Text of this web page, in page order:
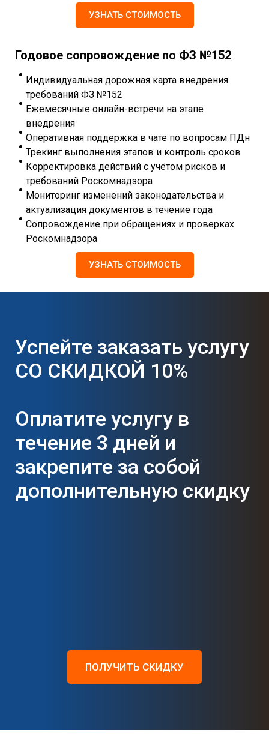
УЗНАТЬ СТОИМОСТЬ
Годовое сопровождение по ФЗ №152
Индивидуальная дорожная карта внедрения
требований ФЗ №152
Ежемесячные онлайн-встречи на этапе
внедрения
Оперативная поддержка в чате по вопросам ПДн
Трекинг выполнения этапов и контроль сроков
Корректировка действий с учётом рисков и
требований Роскомнадзора
Мониторинг изменений законодательства и
актуализация документов в течение года
Сопровождение при обращениях и проверках
Роскомнадзора
УЗНАТЬ СТОИМОСТЬ
Успейте заказать услугу
СО СКИДКОЙ 10%
Оплатите услугу в
течение 3 дней и
закрепите за собой
дополнительную скидку
ПОЛУЧИТЬ СКИДКУ